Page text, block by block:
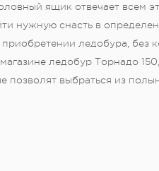
ящик отвечает всем
нужную снасть в
приобретении ледобура,
ледобур Торнадо
позволят выбраться из